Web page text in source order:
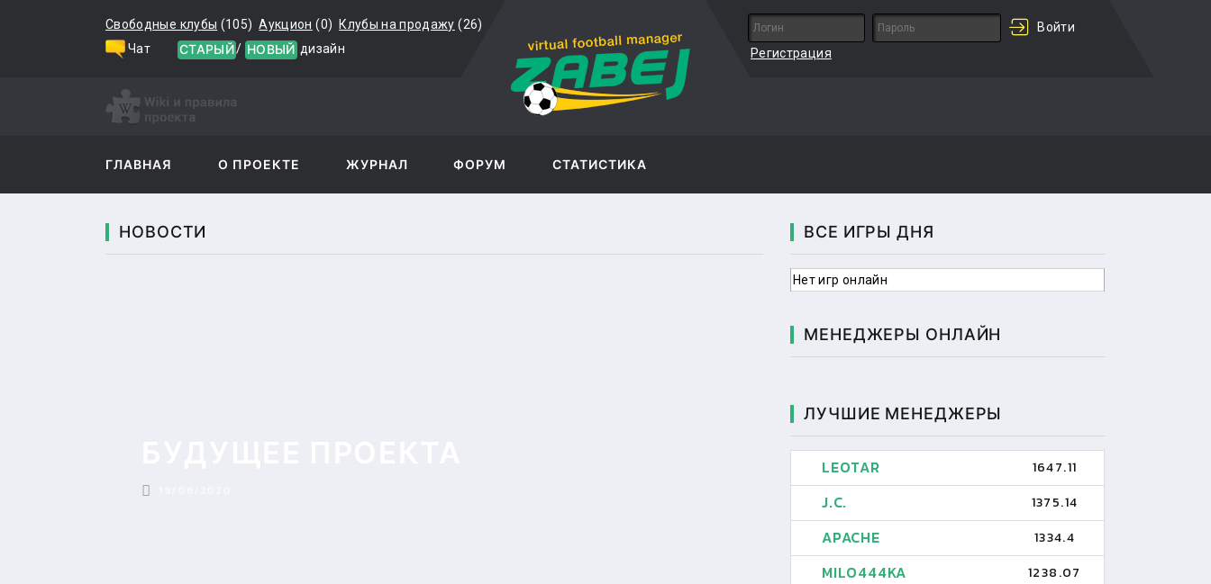
Свободные клубы (105) Аукцион (0) Клубы на продажу (26)
Чат
СТАРЫЙ/ НОВЫЙ дизайн
Войти
Регистрация
ГЛАВНАЯ О ПРОЕКТЕ ЖУРНАЛ ФОРУМ СТАТИСТИКА
НОВОСТИ ВСЕ ИГРЫ ДНЯ
Нет игр онлайн
МЕНЕДЖЕРЫ ОНЛАЙН
ЛУЧШИЕ МЕНЕДЖЕРЫ
LEOTAR 1647.11
J.C. 1375.14
APACHE 1334.4
MILO444KA 1238.07